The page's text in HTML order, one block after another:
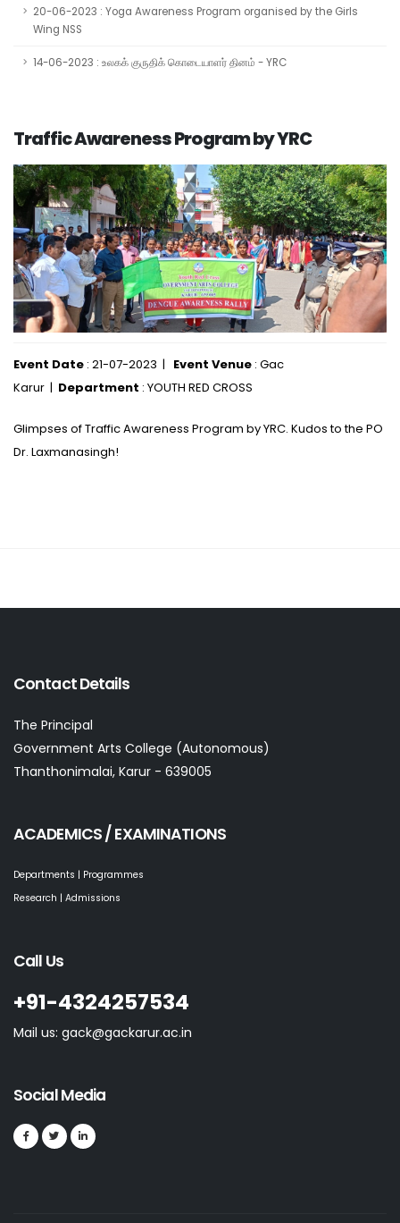
20-06-2023 : Yoga Awareness Program organised by the Girls
Wing NSS
14-06-2023 : உலகக் குருதிக் கொடையாளர் தினம் - YRC
Traffic Awareness Program by YRC
Event Date : 21-07-2023 | Event Venue : Gac
Karur | Department : YOUTH RED CROSS
Glimpses of Traffic Awareness Program by YRC. Kudos to the PO
Dr. Laxmanasingh!
Contact Details
The Principal
Government Arts College (Autonomous)
Thanthonimalai, Karur - 639005
ACADEMICS / EXAMINATIONS
Departments | Programmes
Research | Admissions
Call Us
+91-4324257534
Mail us: gack@gackarur.ac.in
Social Media